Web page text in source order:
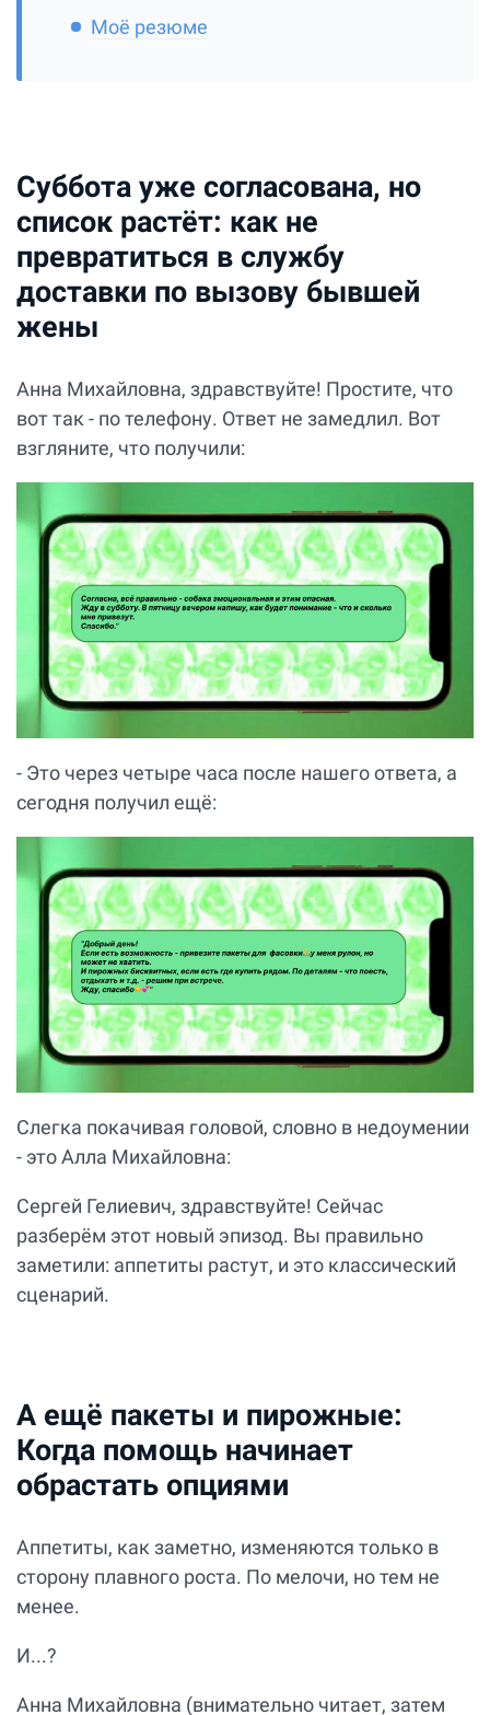
Моё резюме
Суббота уже согласована, но
список растёт: как не
превратиться в службу
доставки по вызову бывшей
жены
Анна Михайловна, здравствуйте! Простите, что
вот так - по телефону. Ответ не замедлил. Вот
взгляните, что получили:
- Это через четыре часа после нашего ответа, а
сегодня получил ещё:
Слегка покачивая головой, словно в недоумении
- это Алла Михайловна:
Сергей Гелиевич, здравствуйте! Сейчас
разберём этот новый эпизод. Вы правильно
заметили: аппетиты растут, и это классический
сценарий.
А ещё пакеты и пирожные:
Когда помощь начинает
обрастать опциями
Аппетиты, как заметно, изменяются только в
сторону плавного роста. По мелочи, но тем не
менее.
И...?
Анна Михайловна (внимательно читает, затем